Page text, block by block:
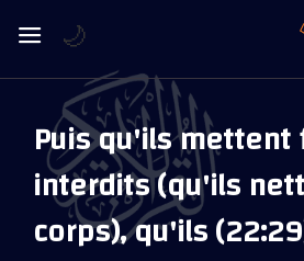
Puis qu'ils
interdits (qu'ils
corps), qu'ils
🌙